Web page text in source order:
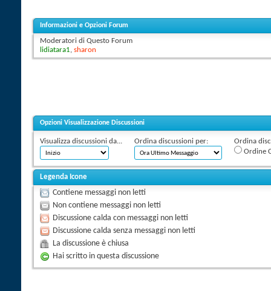
Informazioni e Opzioni Forum
Moderatori di Questo Forum
lidiatara1, sharon
Opzioni Visualizzazione Discussioni
Visualizza discussioni da... Ordina discussioni per:
Ordina
Ordine
Legenda Icone
Contiene messaggi non letti
Non contiene messaggi non letti
Discussione calda con messaggi non letti
Discussione calda senza messaggi non letti
La discussione è chiusa
Hai scritto in questa discussione